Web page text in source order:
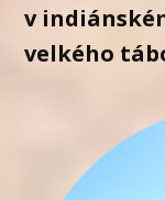
v
velkého